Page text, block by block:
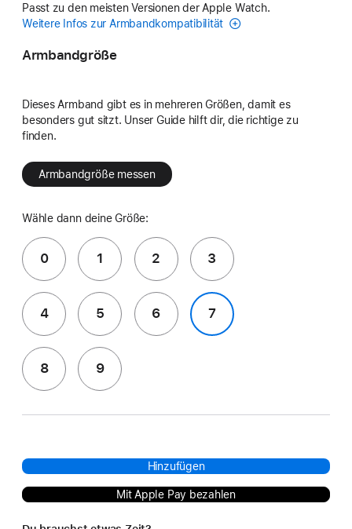
Passt zu den meisten Versionen der Apple Watch.
Weitere Infos zur Armbandkompatibilität
Armbandgröße
Dieses Armband gibt es in mehreren Größen, damit es
besonders gut sitzt. Unser Guide hilft dir, die richtige zu
finden.
Armbandgröße messen
Wähle dann deine Größe:
0 1 2 3
4 5 6 7
8 9
Hinzufügen
Mit Apple Pay bezahlen